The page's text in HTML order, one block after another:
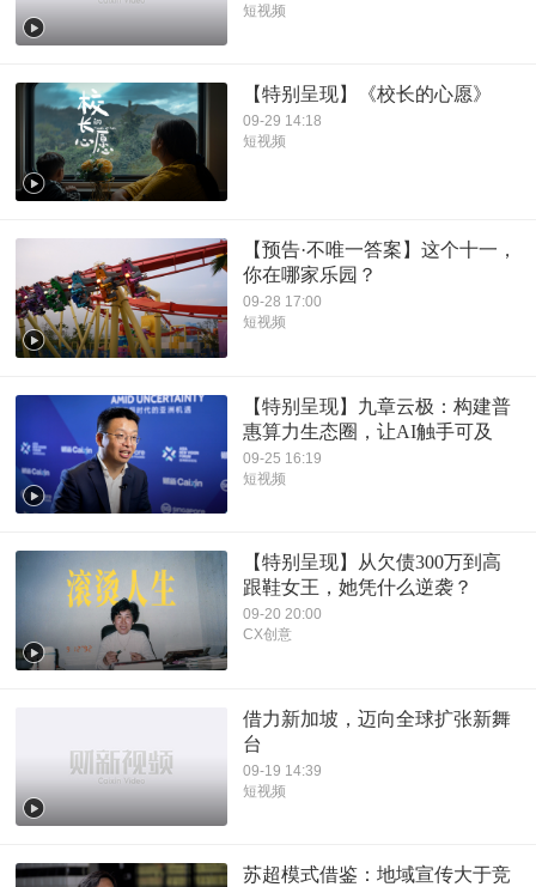
短视频
【特别呈现】《校长的心愿》
09-29 14:18
短视频
【预告·不唯一答案】这个十一，
你在哪家乐园？
09-28 17:00
短视频
【特别呈现】九章云极：构建普
惠算力生态圈，让AI触手可及
09-25 16:19
短视频
【特别呈现】从欠债300万到高
跟鞋女王，她凭什么逆袭？
09-20 20:00
CX创意
借力新加坡，迈向全球扩张新舞
台
09-19 14:39
短视频
苏超模式借鉴：地域宣传大于竞